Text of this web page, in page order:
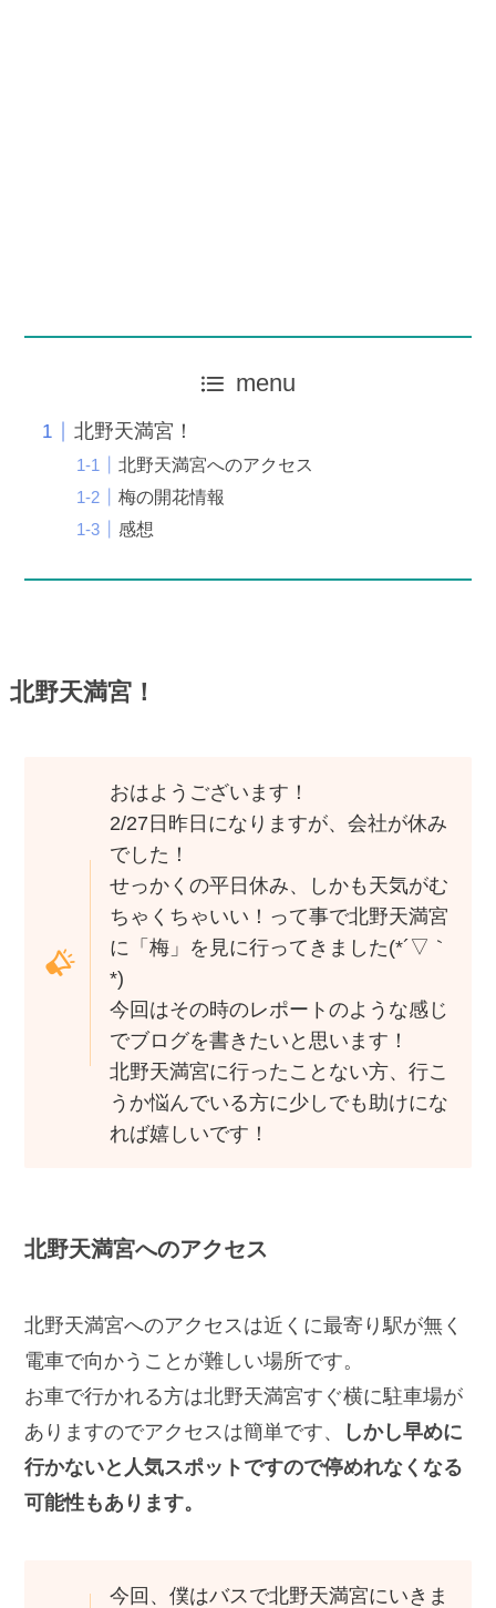
menu
北野天満宮！
北野天満宮へのアクセス
梅の開花情報
感想
北野天満宮！
おはようございます！
2/27日昨日になりますが、会社が休み
でした！
せっかくの平日休み、しかも天気がむ
ちゃくちゃいい！って事で北野天満宮
に「梅」を見に行ってきました(*´▽｀
*)
今回はその時のレポートのような感じ
でブログを書きたいと思います！
北野天満宮に行ったことない方、行こ
うか悩んでいる方に少しでも助けにな
れば嬉しいです！
北野天満宮へのアクセス
北野天満宮へのアクセスは近くに最寄り駅が無く
電車で向かうことが難しい場所です。
お車で行かれる方は北野天満宮すぐ横に駐車場が
ありますのでアクセスは簡単です、
しかし早めに
行かないと人気スポットですので停めれなくなる
可能性もあります。
今回、僕はバスで北野天満宮にいきま